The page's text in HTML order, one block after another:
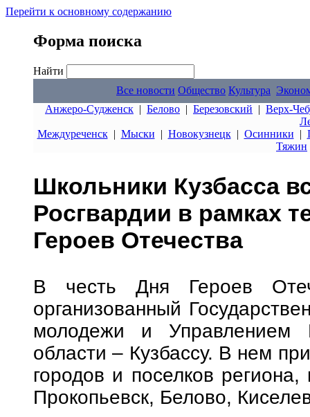
Перейти к основному содержанию
Форма поиска
Найти
Все новости Общество Культура
Анжеро-Судженск | Белово | Березовский | Верх-
Междуреченск| Мыски | Новокузнецк| Осинники |
Тяжин
Школьники Кузбасса
Росгвардии в рамках
Героев Отечества
В честь Дня Героев
организованный
молодежи и Управлением
области – Кузбассу. В нем
городов и поселков
Прокопьевск, Белово,